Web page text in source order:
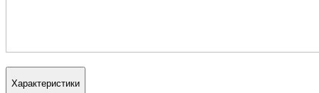
Характеристики